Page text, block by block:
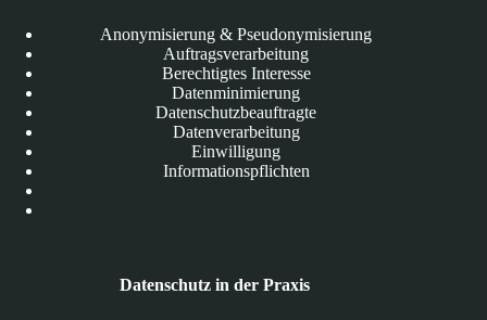
Anonymisierung & Pseudonymisierung
Auftragsverarbeitung
Berechtigtes Interesse
Datenminimierung
Datenschutzbeauftragte
Datenverarbeitung
Einwilligung
Informationspflichten
Datenschutz in der Praxis